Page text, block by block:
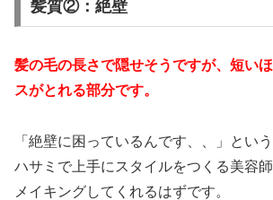
髪質②：絶壁
髪の毛の長さで隠せそうですが、短い
スがとれる部分です。
「絶壁に困っているんです、、」とい
ハサミで上手にスタイルをつくる美容
メイキングしてくれるはずです。